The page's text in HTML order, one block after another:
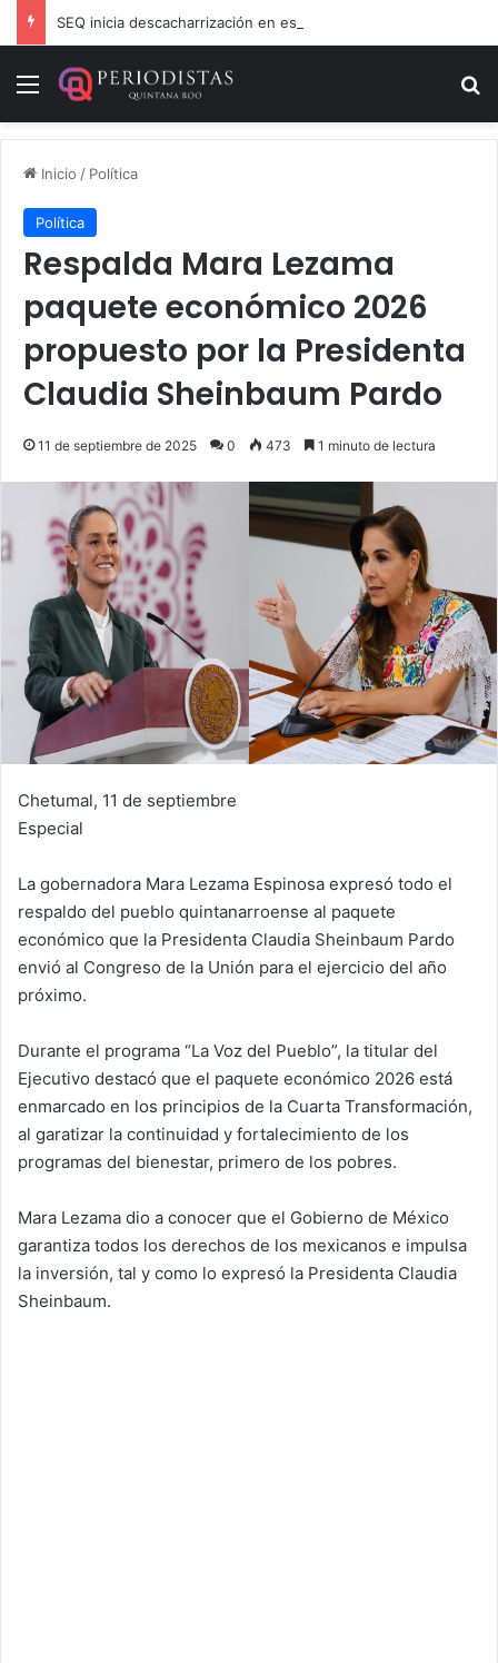
Menú
Inicio / Política
Política
Respalda Mara Lezama
paquete económico 2026
propuesto por la Presidenta
Claudia Sheinbaum Pardo
11 de septiembre de 2025 0 473 1 minuto de lectura
Chetumal, 11 de septiembre
Especial
La gobernadora Mara Lezama Espinosa expresó todo el
respaldo del pueblo quintanarroense al paquete
económico que la Presidenta Claudia Sheinbaum Pardo
envió al Congreso de la Unión para el ejercicio del año
próximo.
Durante el programa “La Voz del Pueblo”, la titular del
Ejecutivo destacó que el paquete económico 2026 está
enmarcado en los principios de la Cuarta Transformación,
al garatizar la continuidad y fortalecimiento de los
programas del bienestar, primero de los pobres.
Mara Lezama dio a conocer que el Gobierno de México
garantiza todos los derechos de los mexicanos e impulsa
la inversión, tal y como lo expresó la Presidenta Claudia
Sheinbaum.